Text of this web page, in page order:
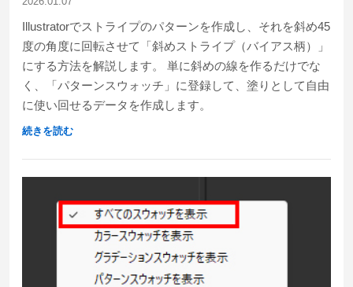
Illustratorでストライプのパターンを作成し、それを斜め45
度の角度に回転させて「斜めストライプ（バイアス柄）」
にする方法を解説します。 単に斜めの線を作るだけでな
く、「パターンスウォッチ」に登録して、塗りとして自由
に使い回せるデータを作成します。
続きを読む